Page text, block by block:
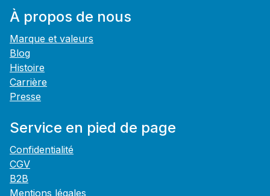
À propos de nous
Marque et valeurs
Blog
Histoire
Carrière
Presse
Service en pied de page
Confidentialité
CGV
B2B
Mentions légales